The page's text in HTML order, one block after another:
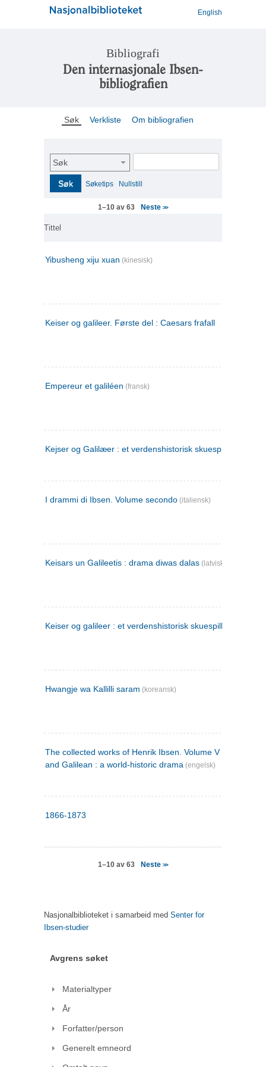
English
Bibliografi
Den internasjonale Ibsen-
bibliografien
Søk Verkliste Om bibliografien
Søk
Søk Søketips Nullstill
1–10 av 63 Neste>>
Tittel
Yibusheng xiju xuan (kinesisk)
Keiser og galileer. Første del : Caesars frafall
Empereur et galiléen (fransk)
Kejser og Galilæer : et verdenshistorisk skuespil
I drammi di Ibsen. Volume secondo (italiensk)
Keisars un Galileetis : drama diwas dalas (latvisk)
Keiser og galileer : et verdenshistorisk skuespill (1873)
Hwangje wa Kallilli saram (koreansk)
The collected works of Henrik Ibsen. Volume V : Emperor
and Galilean : a world-historic drama (engelsk)
1866-1873
1–10 av 63 Neste>>
Nasjonalbiblioteket i samarbeid med Senter for
Ibsen-studier
Avgrens søket
Materialtyper
År
Forfatter/person
Generelt emneord